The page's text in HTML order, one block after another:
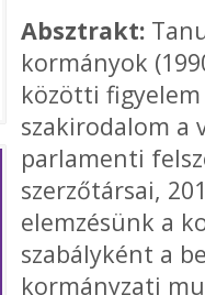
Absztrakt:
kormányok
közötti
szakirodalom a
parlamenti
szerzőtársai,
elemzésünk a
szabályként a
kormányzati